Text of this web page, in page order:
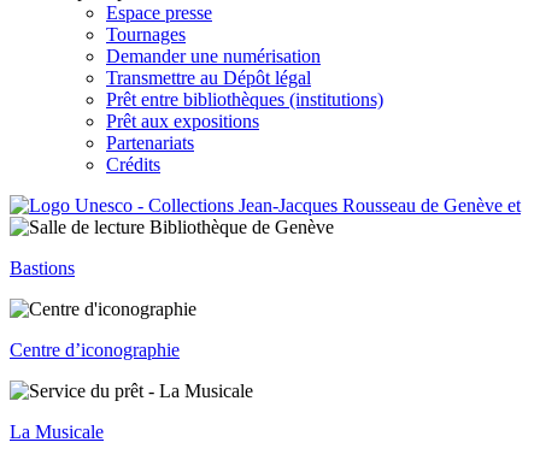
Espace presse
Tournages
Demander une numérisation
Transmettre au Dépôt légal
Prêt entre bibliothèques (institutions)
Prêt aux expositions
Partenariats
Crédits
Bastions
Centre d’iconographie
La Musicale